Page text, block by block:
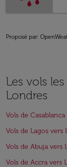
Proposé par:
Les vols
Londres
Vols de
Vols de Lagos vers
Vols de Abuja vers
Vols de Accra vers